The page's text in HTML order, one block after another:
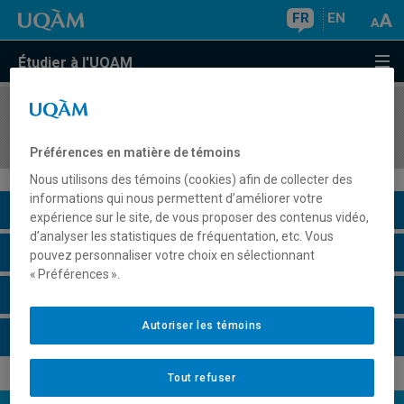
FR EN
Étudier à l'UQAM
COURS//
Description du cours
Horaire - Été 2026
Préférences en matière de témoins
Nous utilisons des témoins (cookies) afin de collecter des
informations qui nous permettent d’améliorer votre
expérience sur le site, de vous proposer des contenus vidéo,
d’analyser les statistiques de fréquentation, etc. Vous
pouvez personnaliser votre choix en sélectionnant
« Préférences ».
Tout refuser
Autoriser les témoins